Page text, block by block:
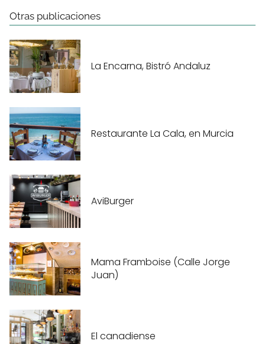
Otras publicaciones
La Encarna, Bistró Andaluz
Restaurante La Cala, en Murcia
AviBurger
Mama Framboise (Calle Jorge
Juan)
El canadiense